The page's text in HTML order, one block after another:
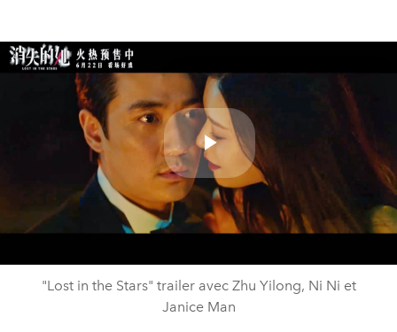
Play
"Lost in the Stars" trailer avec Zhu Yilong, Ni Ni et
Janice Man